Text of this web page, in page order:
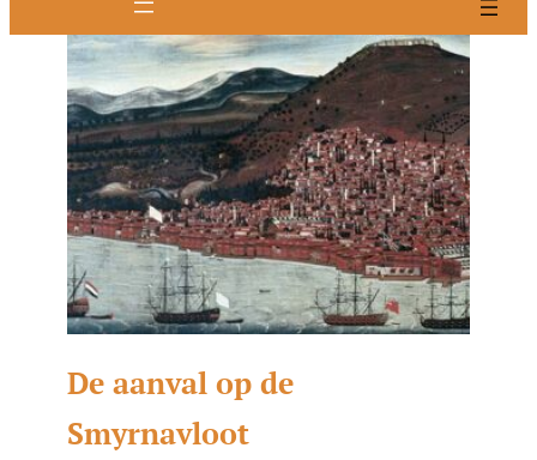
De aanval op de
Smyrnavloot